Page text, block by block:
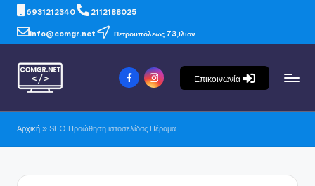
6931212340 2112188025
info@comgr.net Πετρουπόλεως 73,Ιλιον
Επικοινωνία
Αρχική » SEO Προώθηση ιστοσελίδας Πέραμα